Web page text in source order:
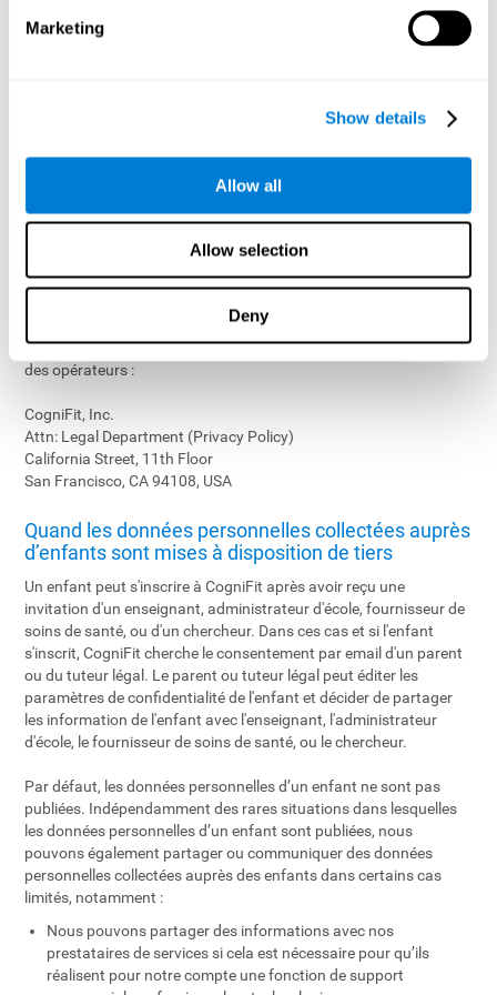
Marketing
Show details
Allow all
Allow selection
Deny
proposer aux enfants un accès aux fonctionnalités et activités
sur nos Services
CogniFit
Si nous collectons (ou permettons à des tiers de collecter) de
telles données personnelles auprès d’enfants sur nos Services
leur consentement avant un telle collecte.
postale ci-dessous pour toute question sur les politiques de
respect de la vie privée et les pratiques de collecte et d’utilisation
des opérateurs :
CogniFit, Inc.
Attn: Legal Department (Privacy Policy)
California Street, 11th Floor
San Francisco, CA 94108, USA
Quand les données personnelles collectées auprès
d’enfants sont mises à disposition de tiers
Un enfant peut s'inscrire à CogniFit après avoir reçu une
invitation d'un enseignant, administrateur d'école, fournisseur de
soins de santé, ou d'un chercheur. Dans ces cas et si l'enfant
s'inscrit, CogniFit cherche le consentement par email d'un parent
ou du tuteur légal. Le parent ou tuteur légal peut éditer les
paramètres de confidentialité de l'enfant et décider de partager
les information de l'enfant avec l'enseignant, l'administrateur
d'école, le fournisseur de soins de santé, ou le chercheur.
Par défaut, les données personnelles d’un enfant ne sont pas
publiées. Indépendamment des rares situations dans lesquelles
les données personnelles d’un enfant sont publiées, nous
pouvons également partager ou communiquer des données
personnelles collectées auprès des enfants dans certains cas
limités, notamment :
Nous pouvons partager des informations avec nos
prestataires de services si cela est nécessaire pour qu’ils
réalisent pour notre compte une fonction de support